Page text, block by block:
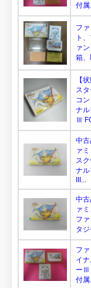
付属
フ
ト
ァン
箱
【
ス
コ
ナ
Ⅲ
中古
ァ
ス
ナ
III...
中古
ァ
フ
タ
フ
イ
ー
付属